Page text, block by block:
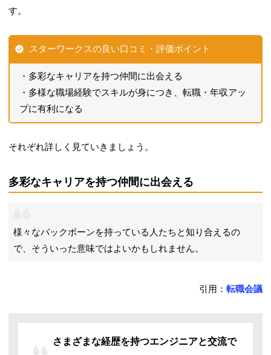
す。
スターワークスの良い口コミ・評価ポイント
多彩なキャリアを持つ仲間に出会える
多様な職場経験でスキルが身につき、転職・年収アッ
プに有利になる
それぞれ詳しく見ていきましょう。
多彩なキャリアを持つ仲間に出会える
様々なバックボーンを持っている人たちと知り合えるの
で、そういった意味ではよいかもしれません。
引用： 転職会議
さまざまな経歴を持つエンジニアと交流で